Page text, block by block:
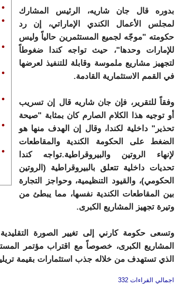
بدوره قال جان شاريه، الرئيس المشارك
لمجلس الأعمال الكندي الإماراتي، إن رد
حكومته "موجّه لجميع المستثمرين حالياً وليس
للإمارات وحدها"، حيث تواجه كندا ضغوطاً
لتجهيز مشاريع ملموسة وقابلة للتنفيذ لعرضها
في القمم الاستثمارية القادمة.
وفقاً للتقرير، فإن جان شاريه قال إن تسريب
أو توجيه هذا الكلام الصارم كان بمثابة "صيحة
تحذير" داخلية لكندا، وقال إن الهدف منها هو
الضغط على الحكومة الكندية والمقاطعات
لإنهاء الروتين والبيروقراطية.تواجه كندا
تحديات داخلية تتعلق بالبيروقراطية (الروتين
الحكومي)، والقيود التنظيمية، وحواجز التجارة
بين المقاطعات الكندية نفسها، مما يبطئ من
وتيرة تجهيز المشاريع الكبرى.
وتسعى حكومة كارني إلى تغيير الصورة التقليدية
المشاريع الكبرى، خصوصاً مع اقتراب مؤتمر
الذي تستهدف من خلاله جذب استثمارات بقيمة
اجمالي القراءات 332